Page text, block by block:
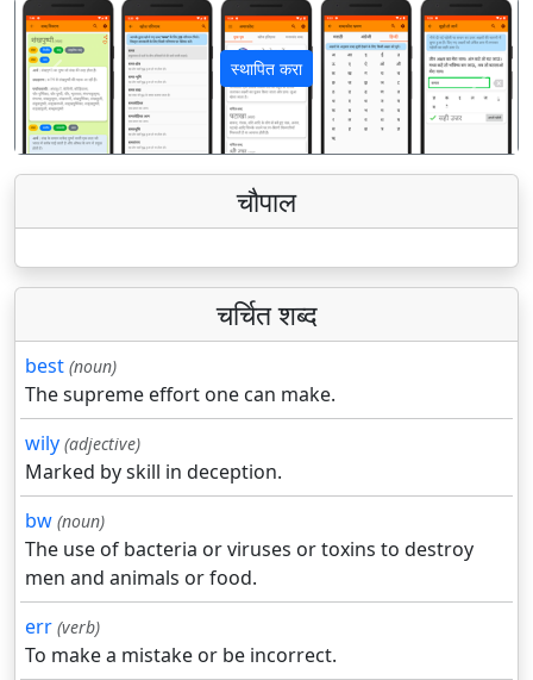
स्थापित करा
पिछला अगला
चौपाल
चर्चित शब्द
best (noun)
The supreme effort one can make.
wily (adjective)
Marked by skill in deception.
bw (noun)
The use of bacteria or viruses or toxins to destroy
men and animals or food.
err (verb)
To make a mistake or be incorrect.